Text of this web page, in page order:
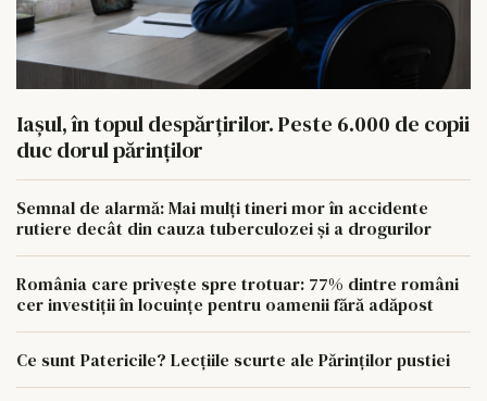
Iașul, în topul despărțirilor. Peste 6.000 de copii
duc dorul părinților
Semnal de alarmă: Mai mulți tineri mor în accidente
rutiere decât din cauza tuberculozei și a drogurilor
România care privește spre trotuar: 77% dintre români
cer investiții în locuințe pentru oamenii fără adăpost
Ce sunt Patericile? Lecțiile scurte ale Părinților pustiei